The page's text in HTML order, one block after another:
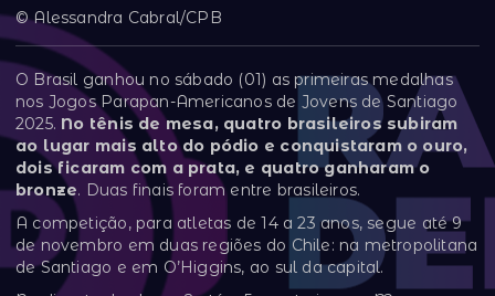
© Alessandra Cabral/CPB
O Brasil ganhou no sábado (01) as primeiras medalhas
nos Jogos Parapan-Americanos de Jovens de Santiago
2025. No tênis de mesa, quatro brasileiros subiram
ao lugar mais alto do pódio e conquistaram o ouro,
dois ficaram com a prata, e quatro ganharam o
bronze. Duas finais foram entre brasileiros.
A competição, para atletas de 14 a 23 anos, segue até 9
de novembro em duas regiões do Chile: na metropolitana
de Santiago e em O’Higgins, ao sul da capital.